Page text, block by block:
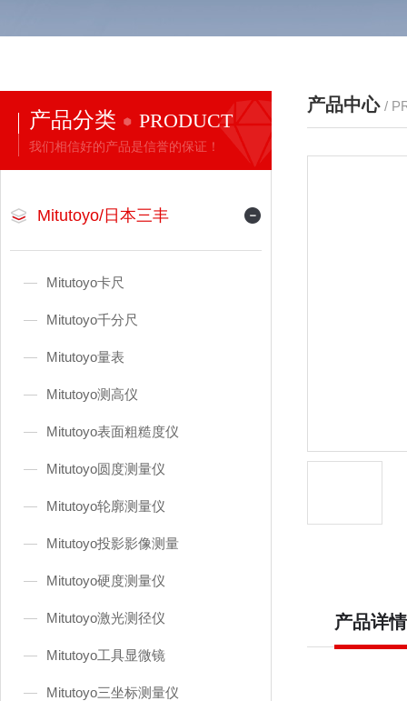
产品分类 PRODUCT
我们相信好的产品是信誉的保证！
Mitutoyo/日本三丰
Mitutoyo卡尺
Mitutoyo千分尺
Mitutoyo量表
Mitutoyo测高仪
Mitutoyo表面粗糙度仪
Mitutoyo圆度测量仪
Mitutoyo轮廓测量仪
Mitutoyo投影影像测量
Mitutoyo硬度测量仪
Mitutoyo激光测径仪
Mitutoyo工具显微镜
Mitutoyo三坐标测量仪
产品中心 /
产品详情